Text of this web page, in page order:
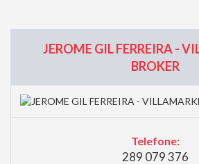
JEROME GIL FERREIRA -
BROKER
Telefone:
289 079 376